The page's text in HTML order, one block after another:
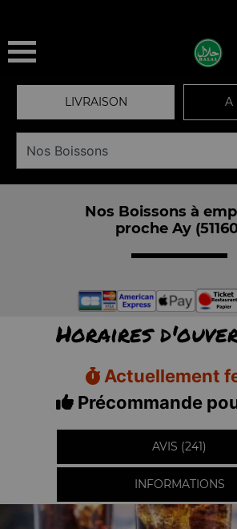
LIVRAISON A
Nos Boissons à
proche Ay
Horaires
Actuellement
Précommande
AVIS (241)
INFORMATIONS